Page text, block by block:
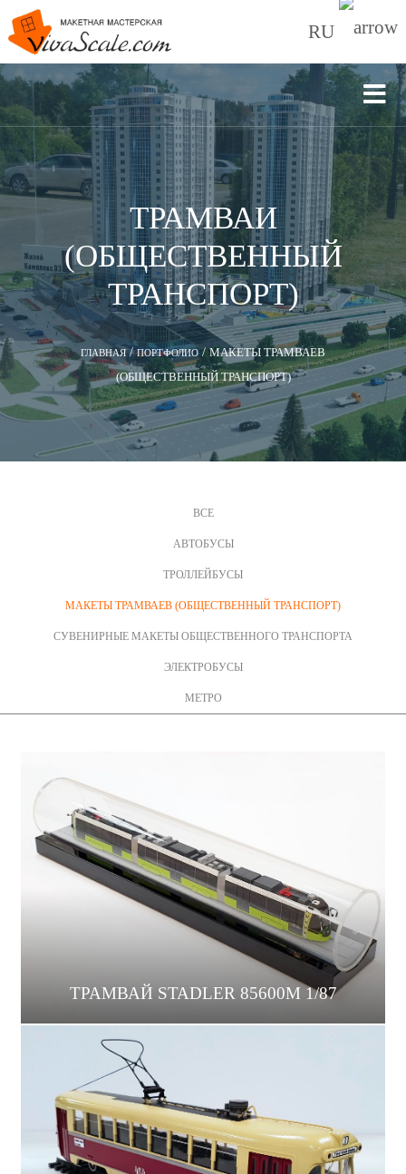
RU
ТРАМВАИ
(ОБЩЕСТВЕННЫЙ
ТРАНСПОРТ)
ГЛАВНАЯ/ПОРТФОЛИО/ МАКЕТЫ ТРАМВАЕВ
(ОБЩЕСТВЕННЫЙ ТРАНСПОРТ)
ВСЕ
АВТОБУСЫ
ТРОЛЛЕЙБУСЫ
МАКЕТЫ ТРАМВАЕВ (ОБЩЕСТВЕННЫЙ ТРАНСПОРТ)
СУВЕНИРНЫЕ МАКЕТЫ ОБЩЕСТВЕННОГО ТРАНСПОРТА
ЭЛЕКТРОБУСЫ
МЕТРО
ТРАМВАЙ STADLER 85600M 1/87